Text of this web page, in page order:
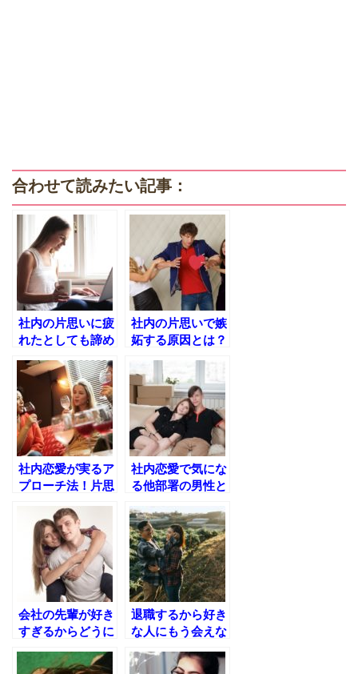
合わせて読みたい記事：
社内の片思いに疲
れたとしても諦め
り向かせる方法と
は
社内の片思いで嫉
妬する原因とは？
ち着かせる対処
法！
社内恋愛が実るア
プローチ法！片思
避けるためには？
社内恋愛で気にな
る他部署の男性と
けやアプローチ方
法
会社の先輩が好き
すぎるからどうに
原因とアプローチ
退職するから好き
な人にもう会えな
アプローチ方法！